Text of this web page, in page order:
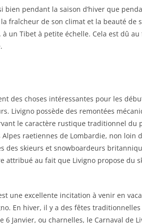
bien pendant la saison d’hiver que
fraîcheur de son climat et la beauté de
un Tibet à petite échelle. Cela est dû
des choses intéressantes pour les
Livigno possède des remontées
le caractère rustique traditionnel du
raetiennes de Lombardie, non loin
des skieurs et snowboardeurs
attribué au fait que Livigno propose du
une excellente incitation à venir en
En hiver, il y a des fêtes
Janvier, ou charnelles, le Carnaval de